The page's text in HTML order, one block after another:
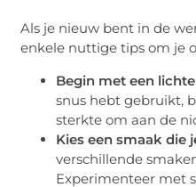
Als je nieuw bent in de
enkele nuttige tips om je
Begin met een
snus hebt gebruikt,
sterkte om aan de
Kies een smaak die
verschillende
Experimenteer met